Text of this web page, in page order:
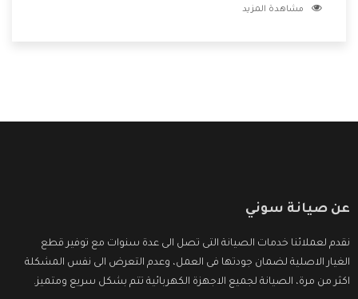
الشركة بها والتى تكون منها خدمة الصيانة التى تكون من أهم
مشاهدة المزيد
عن صيانة سوني
نقدم لعملائنا خدمات الصيانة التى تصل الى عدة سنوات مع توفير قطع
الغيار الاصلية لضمان جودتها فى العمل، وعدم التعرض الى نفس المشكلة
اكثر من مرة، الصيانة لجميع الاجهزة الكهربائية تتم بشكل سريع ومتميز.